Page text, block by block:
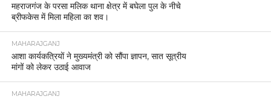
महराजगंज के परसा मलिक थाना क्षेत्र में बघेला पुल के नीचे
ब्रीफकेस में मिला महिला का शव।
MAHARAJGANJ
आशा कार्यकत्रियों ने मुख्यमंत्री को सौंपा ज्ञापन, सात सूत्रीय
मांगों को लेकर उठाई आवाज
MAHARAJGANJ